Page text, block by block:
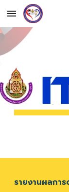
Skip to main
รายงานผลกา